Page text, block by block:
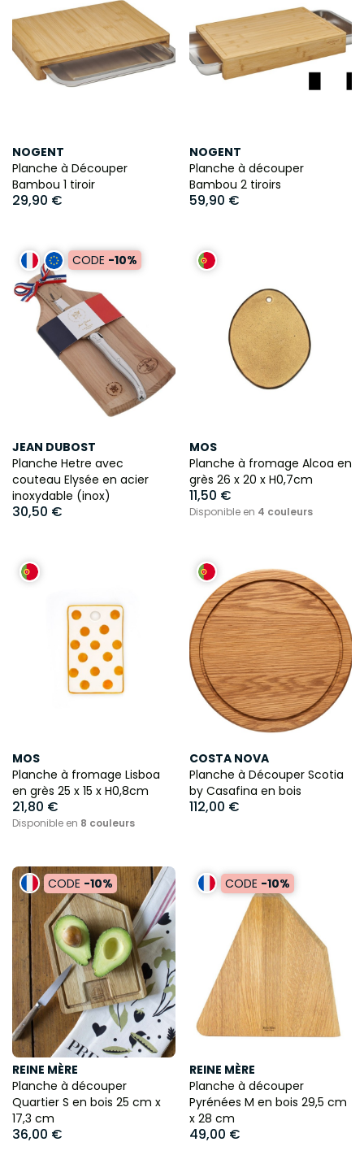
NOGENT
Planche à Découper
Bambou 1 tiroir
29,90 €
NOGENT
Planche à découper
Bambou 2 tiroirs
59,90 €
CODE -10%
JEAN DUBOST
Planche Hetre avec
couteau Elysée en acier
inoxydable (inox)
30,50 €
MOS
Planche à fromage Alcoa en
grès 26 x 20 x H0,7cm
11,50 €
Disponible en 4 couleurs
MOS
Planche à fromage Lisboa
en grès 25 x 15 x H0,8cm
21,80 €
Disponible en 8 couleurs
COSTA NOVA
Planche à Découper Scotia
by Casafina en bois
112,00 €
CODE -10%
REINE MÈRE
Planche à découper
Quartier S en bois 25 cm x
17,3 cm
36,00 €
CODE -10%
REINE MÈRE
Planche à découper
Pyrénées M en bois 29,5 cm
x 28 cm
49,00 €